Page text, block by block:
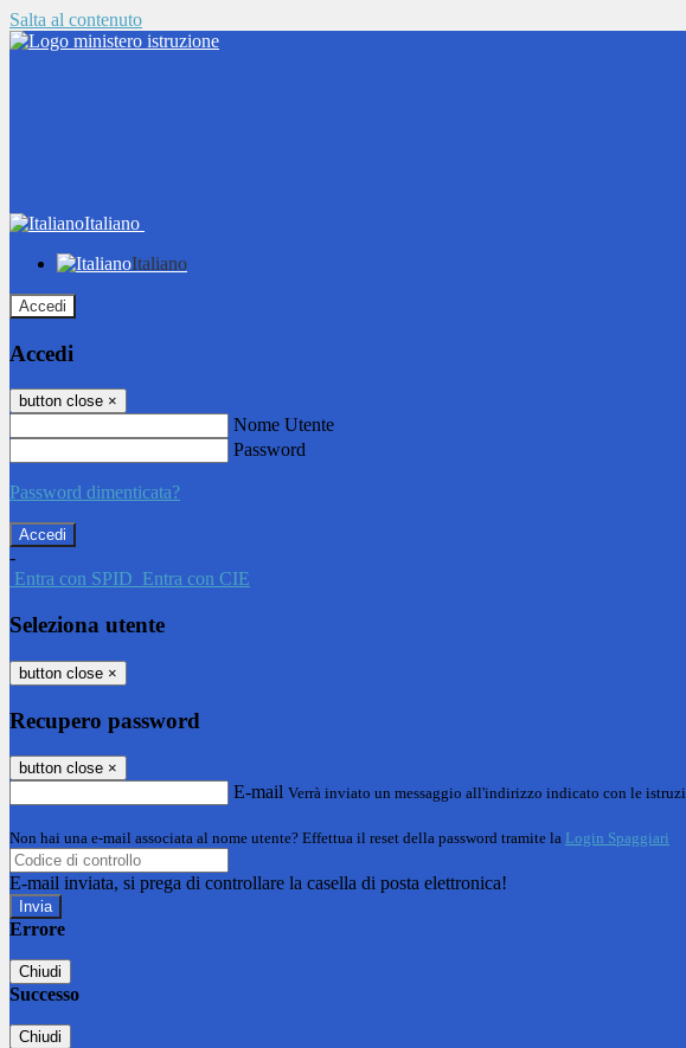
Salta al contenuto
Italiano
Italiano
Accedi
Accedi
button close ×
Nome Utente
Password
Password dimenticata?
-
Entra con SPID Entra con CIE
Seleziona utente
button close ×
Recupero password
button close ×
E-mail Verrà inviato un messaggio all'indirizzo indicato con le
Non hai una e-mail associata al nome utente? Effettua il reset della password tramite la Login Spaggiari
E-mail inviata, si prega di controllare la casella di posta elettronica!
Errore
Chiudi
Successo
Chiudi